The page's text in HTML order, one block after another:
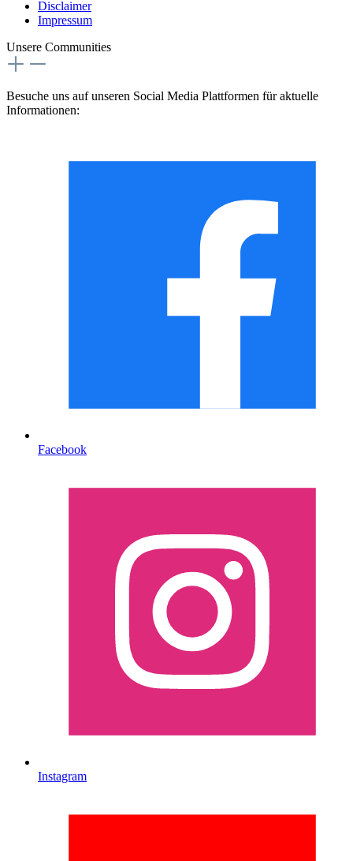
Disclaimer
Impressum
Unsere Communities
Besuche uns auf unseren Social Media Plattformen für aktuelle
Informationen:
Facebook
Instagram